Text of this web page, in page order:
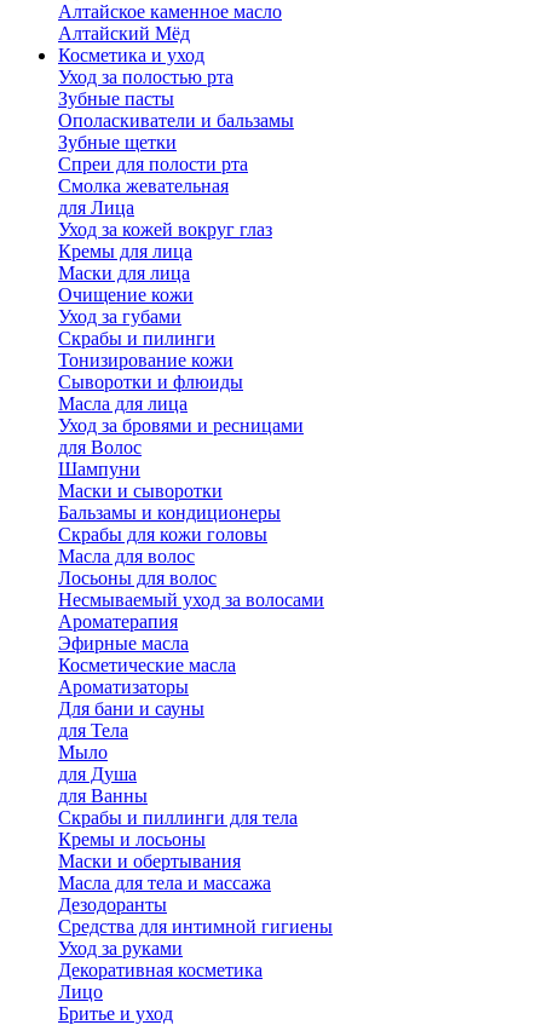
Алтайское каменное масло
Алтайский Мёд
Косметика и уход
Уход за полостью рта
Зубные пасты
Ополаскиватели и бальзамы
Зубные щетки
Спреи для полости рта
Смолка жевательная
для Лица
Уход за кожей вокруг глаз
Кремы для лица
Маски для лица
Очищение кожи
Уход за губами
Скрабы и пилинги
Тонизирование кожи
Сыворотки и флюиды
Масла для лица
Уход за бровями и ресницами
для Волос
Шампуни
Маски и сыворотки
Бальзамы и кондиционеры
Скрабы для кожи головы
Масла для волос
Лосьоны для волос
Несмываемый уход за волосами
Ароматерапия
Эфирные масла
Косметические масла
Ароматизаторы
Для бани и сауны
для Тела
Мыло
для Душа
для Ванны
Скрабы и пиллинги для тела
Кремы и лосьоны
Маски и обертывания
Масла для тела и массажа
Дезодоранты
Средства для интимной гигиены
Уход за руками
Декоративная косметика
Лицо
Бритье и уход